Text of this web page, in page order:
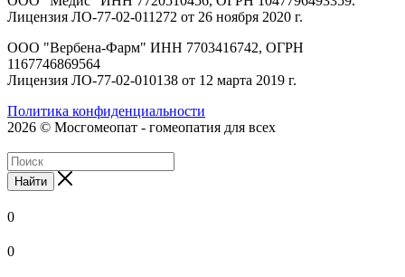
Лицензия ЛО-77-02-011272 от 26 ноября 2020 г.
ООО "Вербена-Фарм" ИНН 7703416742, ОГРН
1167746869564
Лицензия ЛО-77-02-010138 от 12 марта 2019 г.
Политика конфиденциальности
2026 © Мосгомеопат - гомеопатия для всех
Найти
0
0